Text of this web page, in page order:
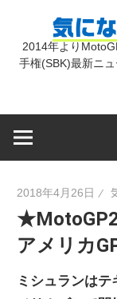
2014年より
手権(SBK)最新ニ
2018年4月26日
アメリカ
ミシュランは